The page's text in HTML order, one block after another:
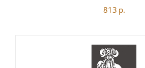
813 р.